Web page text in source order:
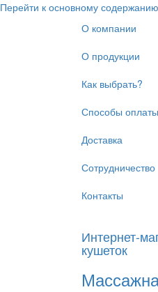
Перейти к основному содержанию
О компании
О продукции
Как выбрать?
Способы оплаты
Доставка
Сотрудничество
Контакты
Интернет-
кушеток